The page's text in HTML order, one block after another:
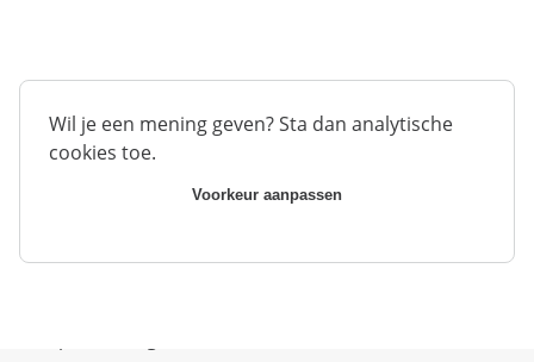
Wil je een mening geven? Sta dan analytische
cookies toe.
Voorkeur aanpassen
Direct naar